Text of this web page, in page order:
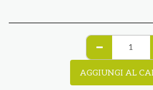
AGGIUNGI AL